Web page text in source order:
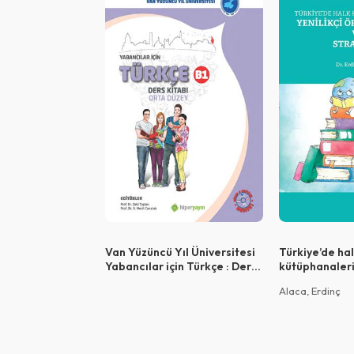
Van Yüzüncü Yıl Üniversitesi
Yabancılar için Türkçe : Ders
Türkiye’de
Alaca, Erdinç